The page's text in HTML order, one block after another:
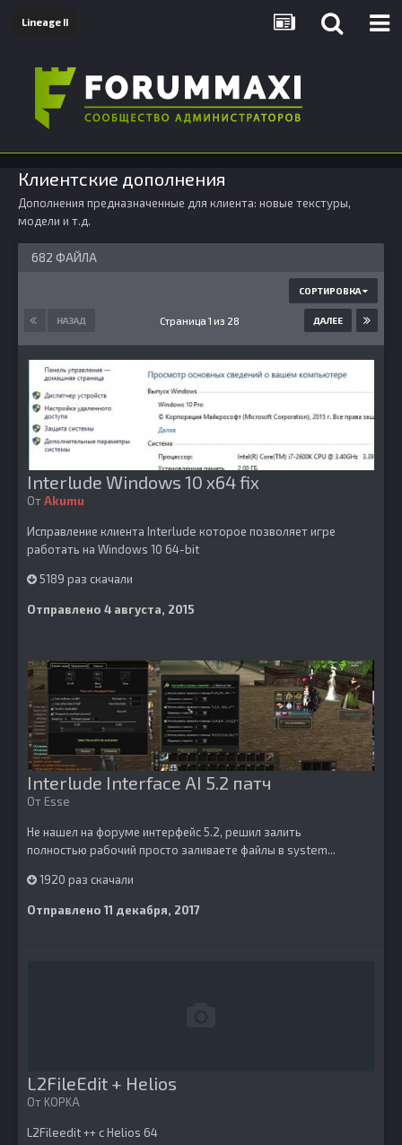
Lineage II
Клиентские дополнения
Дополнения предназначенные для клиента: новые текстуры,
модели и т.д.
682 ФАЙЛА
СОРТИРОВКА
НАЗАД ДАЛЕЕ
Страница 1 из 28
Interlude Windows 10 x64 fix
ОтAkumu
Исправление клиента Interlude которое позволяет игре
работать на Windows 10 64-bit
5189 раз скачали
Отправлено 4 августа, 2015
Interlude Interface AI 5.2 патч
От Esse
Не нашел на форуме интерфейс 5.2, решил залить
полностью рабочий просто заливаете файлы в system...
1920 раз скачали
Отправлено11 декабря, 2017
L2FileEdit + Helios
От KOPKA
L2Fileedit ++ с Helios 64